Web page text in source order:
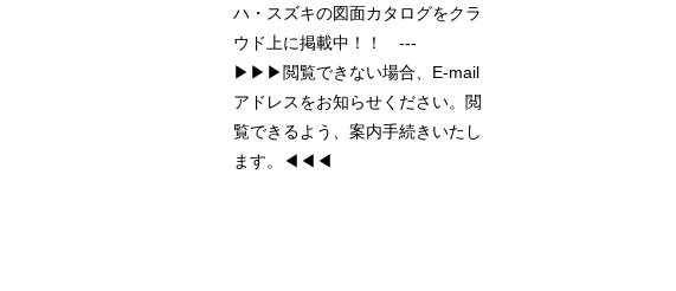
ハ・スズキの図面カタログをクラ
ウド上に掲載中！！ ---
▶▶▶閲覧できない場合、E-mail
アドレスをお知らせください。閲
覧できるよう、案内手続きいたし
ます。◀◀◀